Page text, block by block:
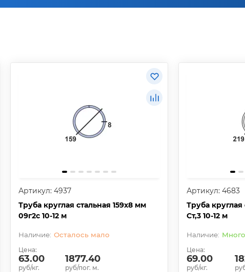
Артикул: 4937
Труба круглая стальная 159х8 мм
09г2с 10-12 м
Осталось мало
Цена:
63.00
руб/кг.
1877.40
руб/пог. м.
Артикул: 4683
Труба круглая
Ст,3 10-12 м
Много
Цена:
69.00
руб/кг.